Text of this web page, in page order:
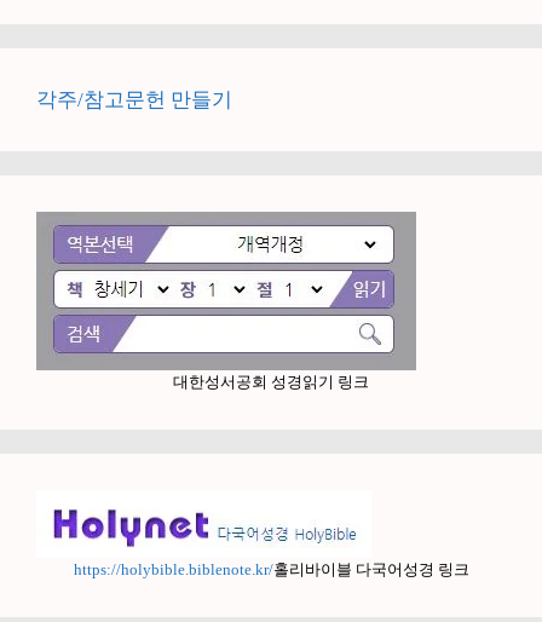
각주/참고문헌 만들기
대한성서공회 성경읽기 링크
https://holybible.biblenote.kr/홀리바이블 다국어성경 링크